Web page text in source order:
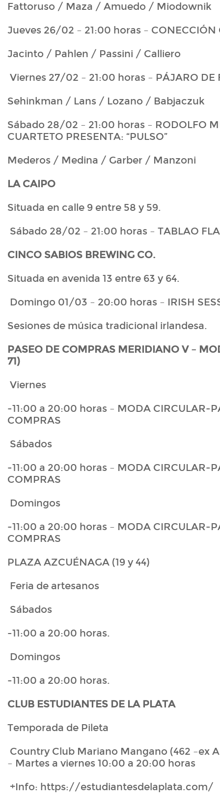
Fattoruso / Maza / Amuedo / Miodownik
Jueves 26/02 – 21:00 horas – CONECCIÓN
Jacinto / Pahlen / Passini / Calliero
Viernes 27/02 – 21:00 horas – PÁJARO DE
Sehinkman / Lans / Lozano / Babjaczuk
Sábado 28/02 – 21:00 horas – RODOLFO
CUARTETO PRESENTA: “PULSO”
Mederos / Medina / Garber / Manzoni
LA CAIPO
Situada en calle 9 entre 58 y 59.
Sábado 28/02 – 21:00 horas – TABLAO
CINCO SABIOS BREWING CO.
Situada en avenida 13 entre 63 y 64.
Domingo 01/03 – 20:00 horas – IRISH
Sesiones de música tradicional irlandesa.
PASEO DE COMPRAS MERIDIANO V –
71)
Viernes
-11:00 a 20:00 horas – MODA CIRCULAR-
COMPRAS
Sábados
-11:00 a 20:00 horas – MODA CIRCULAR-
COMPRAS
Domingos
-11:00 a 20:00 horas – MODA CIRCULAR-
COMPRAS
PLAZA AZCUÉNAGA (19 y 44)
Feria de artesanos
Sábados
-11:00 a 20:00 horas.
Domingos
-11:00 a 20:00 horas.
CLUB ESTUDIANTES DE LA PLATA
Temporada de Pileta
Country Club Mariano Mangano (462 –ex
– Martes a viernes 10:00 a 20:00 horas
+Info: https://estudiantesdelaplata.com/